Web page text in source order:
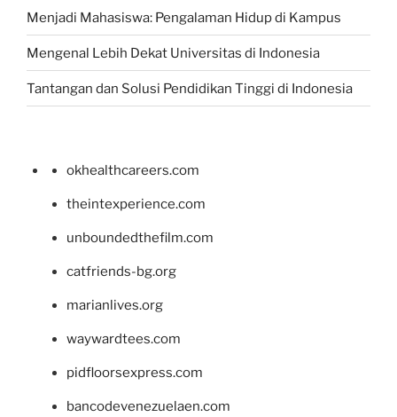
Menjadi Mahasiswa: Pengalaman Hidup di Kampus
Mengenal Lebih Dekat Universitas di Indonesia
Tantangan dan Solusi Pendidikan Tinggi di Indonesia
okhealthcareers.com
theintexperience.com
unboundedthefilm.com
catfriends-bg.org
marianlives.org
waywardtees.com
pidfloorsexpress.com
bancodevenezuelaen.com